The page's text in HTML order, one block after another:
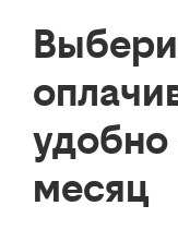
удобно
месяц